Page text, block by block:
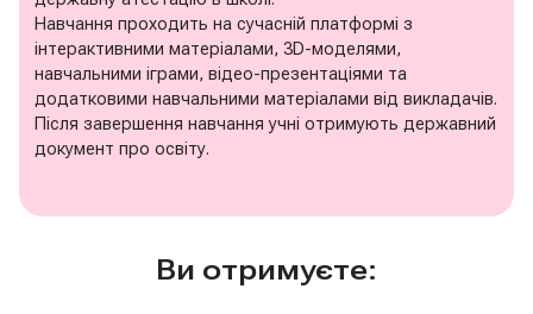
Навчання проходить на сучасній платформі з
інтерактивними матеріалами, 3D-моделями,
навчальними іграми, відео-презентаціями та
додатковими навчальними матеріалами від викладачів.
Після завершення навчання учні отримують державний
документ про освіту.
Ви отримуєте: